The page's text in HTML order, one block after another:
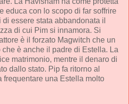
educa con lo scopo di far soffrire
essere stata abbandonata il
di cui Pim si innamora. Si
è il forzato Magwitch che un
è anche il padre di Estella. La
matrimonio, mentre il denaro di
dallo stato. Pip fa ritorno al
frequentare una Estella molto